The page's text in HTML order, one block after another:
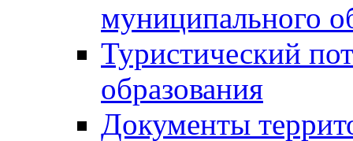
муниципального
Туристический
образования
Документы